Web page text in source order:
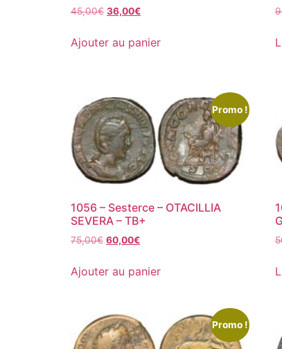
45,00€ 36,00€
Ajouter au panier
Promo !
1056 – Sesterce – OTACILLIA
SEVERA – TB+
75,00€ 60,00€
Ajouter au panier
Promo !